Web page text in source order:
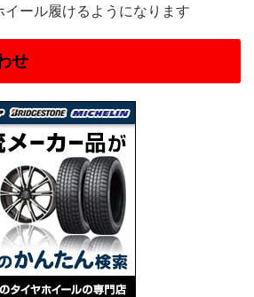
イール履けるようになります
せ